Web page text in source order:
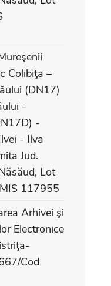
Colibiţa –
(DN17)
-
-
- Ilva
Jud.
Lot
117955
Arhivei şi
Electronice
Cod